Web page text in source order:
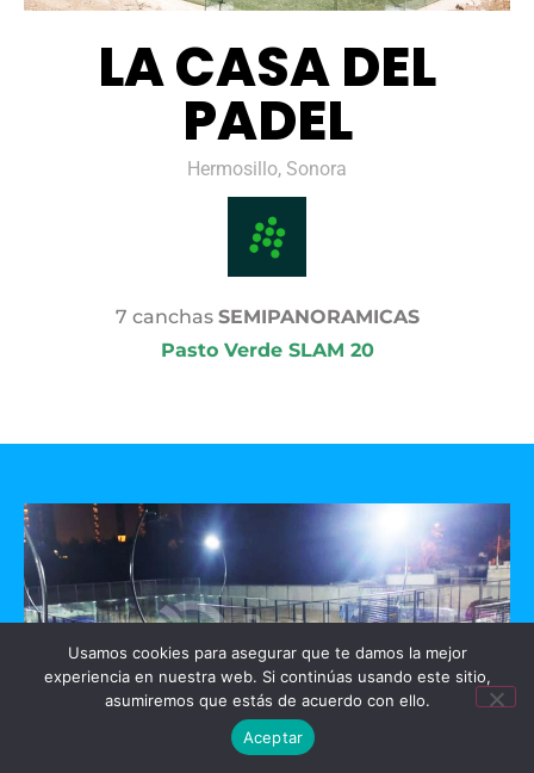
LA CASA DEL
PADEL
Hermosillo, Sonora
7 canchas SEMIPANORAMICAS
Pasto Verde SLAM 20
Usamos cookies para asegurar que te damos la mejor
experiencia en nuestra web. Si continúas usando este sitio,
asumiremos que estás de acuerdo con ello.
Aceptar